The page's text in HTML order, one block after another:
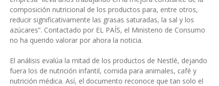
composición nutricional de los productos para, entre otros,
reducir significativamente las grasas saturadas, la sal y los
azúcares”. Contactado por EL PAÍS, el Ministerio de Consumo
no ha querido valorar por ahora la noticia.
El análisis evalúa la mitad de los productos de Nestlé, dejando
fuera los de nutrición infantil, comida para animales, café y
nutrición médica. Así, el documento reconoce que tan solo el